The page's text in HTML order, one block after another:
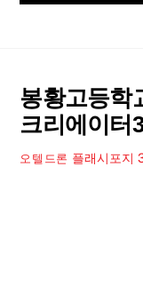
Skip
봉황고등학
크리에이터3
오텔드론 플래시포지